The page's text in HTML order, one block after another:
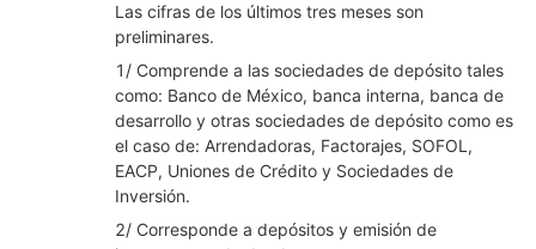
Las cifras de los últimos tres meses son
preliminares.
1/ Comprende a las sociedades de depósito tales
como: Banco de México, banca interna, banca de
desarrollo y otras sociedades de depósito como es
el caso de: Arrendadoras, Factorajes, SOFOL,
EACP, Uniones de Crédito y Sociedades de
Inversión.
2/ Corresponde a depósitos y emisión de